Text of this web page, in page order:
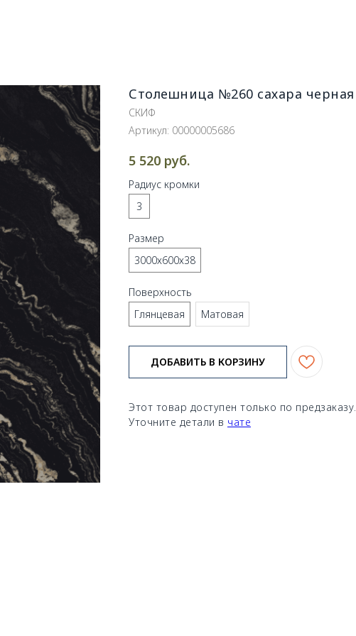
Столешница №260 сахара черная
СКИФ
Артикул: 00000005686
5 520 руб.
Радиус кромки
3
Размер
3000х600х38
Поверхность
Глянцевая
Матовая
ДОБАВИТЬ В КОРЗИНУ
Этот товар доступен только по предзаказу.
Уточните детали в чате